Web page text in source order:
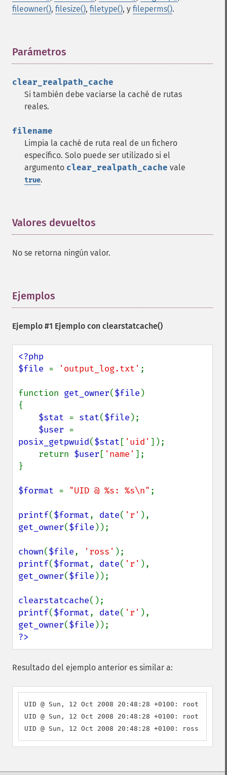
fileowner(), filesize(), filetype(), y fileperms().
Parámetros
clear_realpath_cache
Si también debe vaciarse la caché de rutas
reales.
filename
Limpia la caché de ruta real de un fichero
específico. Solo puede ser utilizado si el
argumento clear_realpath_cache vale
true.
Valores devueltos
No se retorna ningún valor.
Ejemplos
Ejemplo #1 Ejemplo con clearstatcache()
<?php
$file = 'output_log.txt' ;
function get_owner($file )
{
$stat = stat($file );
$user
posix_getpwuid($stat [ 'uid' ]);
    return
$user [ 'name' ];
}
$format = "UID @ %s: %s\n" ;
printf($format, date( 'r'
get_owner($file ));
chown($file, 'ross'
printf($format, date( 'r'
get_owner($file ));
clearstatcache
printf($format, date( 'r'
get_owner($file
?>
Resultado del ejemplo anterior es similar a:
UID @ Sun, 12 Oct 2008 20:48:28 +0100: root
UID @ Sun, 12 Oct 2008 20:48:28 +0100: root
UID @ Sun, 12 Oct 2008 20:48:28 +0100: ross